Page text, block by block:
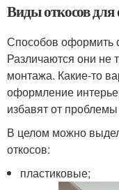
Виды откосов для
Способов оформить
Различаются они не
монтажа. Какие-то
оформление
избавят от проблемы
В целом можно
откосов:
пластиковые;